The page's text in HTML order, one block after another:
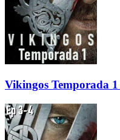
Vikingos Temporada